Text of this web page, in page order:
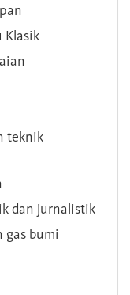
Klasik
teknik
dan jurnalistik
gas bumi